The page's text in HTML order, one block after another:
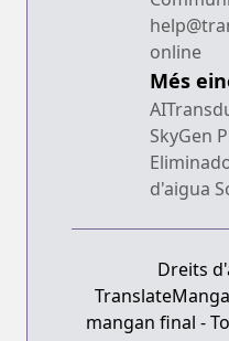
online
Més
SkyGen
d'aigua
Dreits
mangan final -